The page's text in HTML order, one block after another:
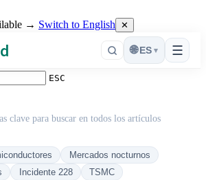
→ Switch to English ✕
☰
🌐 ES ▾
ESC
clave para buscar en todos los artículos
Mercados nocturnos
Incidente 228
TSMC